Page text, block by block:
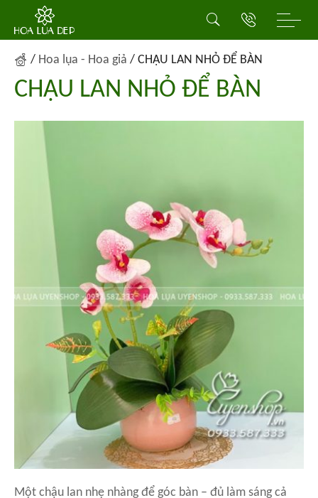
/ Hoa lụa - Hoa giả / CHẬU LAN NHỎ ĐỂ BÀN
CHẬU LAN NHỎ ĐỂ BÀN
Một chậu lan nhẹ nhàng để góc bàn – đủ làm sáng cả